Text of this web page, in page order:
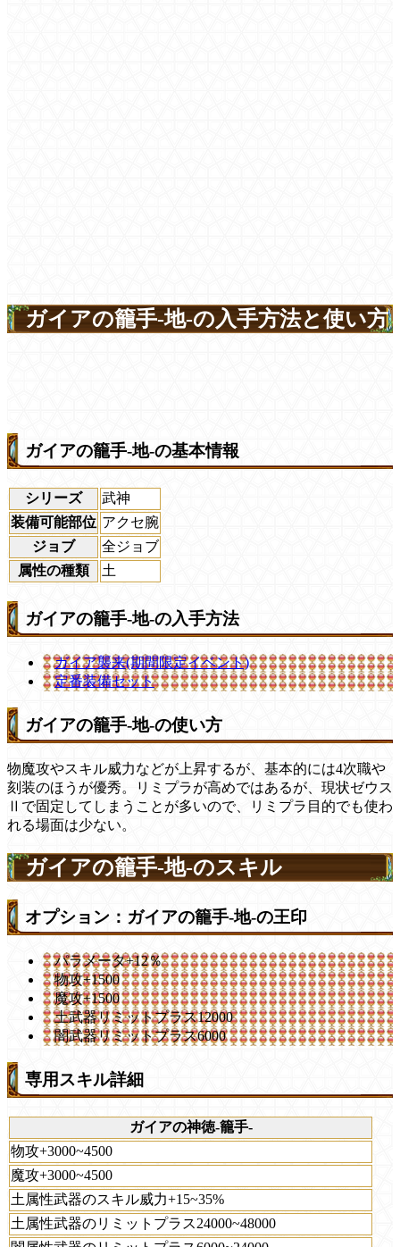
ガイアの籠手-地-の入手方法と使い方
ガイアの籠手-地-の基本情報
シリーズ
武神
装備可能部位 アクセ腕
ジョブ
全ジョブ
属性の種類
土
ガイアの籠手-地-の入手方法
ガイア襲来(期間限定イベント)
定番装備セット
ガイアの籠手-地-の使い方
物魔攻やスキル威力などが上昇するが、基本的には4次職や
刻装のほうが優秀。リミプラが高めではあるが、現状ゼウス
Ⅱで固定してしまうことが多いので、リミプラ目的でも使わ
れる場面は少ない。
ガイアの籠手-地-のスキル
オプション：ガイアの籠手-地-の王印
パラメータ+12％
物攻+1500
魔攻+1500
土武器リミットプラス12000
闇武器リミットプラス6000
専用スキル詳細
ガイアの神徳-籠手-
物攻+3000~4500
魔攻+3000~4500
土属性武器のスキル威力+15~35%
土属性武器のリミットプラス24000~48000